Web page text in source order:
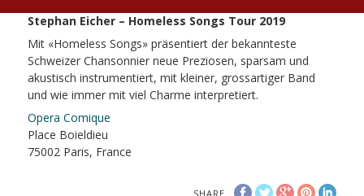
Stephan Eicher – Homeless Songs Tour 2019
Mit «Homeless Songs» präsentiert der bekannteste
Schweizer Chansonnier neue Preziosen, sparsam und
akustisch instrumentiert, mit kleiner, grossartiger Band
und wie immer mit viel Charme interpretiert.
Opera Comique
Place Boieldieu
75002 Paris, France
SHARE